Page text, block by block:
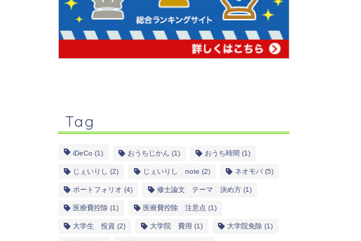
Tag
iDeCo (1) おうちじかん (1) おうち時間 (1)
じぇいりし (2) じぇいりし note (2) ネオモバ(5)
ポートフォリオ (4) 修士論文 テーマ 決め方(1)
医療費控除(1) 医療費控除 注意点 (1)
大学生 投資(2) 大学院 費用 (1) 大学院免除(1)